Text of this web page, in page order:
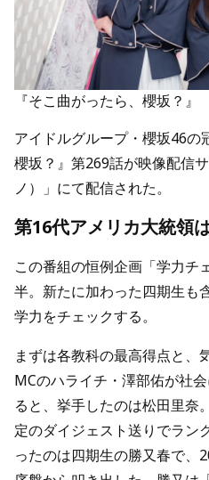
『そこ曲がったら、櫻坂？』
アイドルグループ・櫻坂46の
櫻坂？』第269話が映像配信
ノ）」にて配信された。
第16代アメリカ大統領
この番組の恒例企画「学力チ
半。新たに加わった四期生も
学力をチェックする。
まずは各教科の最高得点と、
MCのハライチ・澤部佑が社
ると、挙手したのは松田里奈
定のダイジェスト送りでラン
ったのは四期生の勝又春で、